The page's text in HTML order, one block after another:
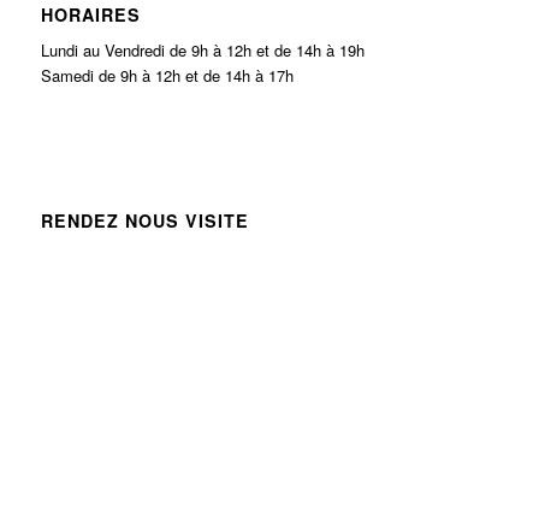
HORAIRES
Lundi au Vendredi de 9h à 12h et de 14h à 19h
Samedi de 9h à 12h et de 14h à 17h
RENDEZ NOUS VISITE